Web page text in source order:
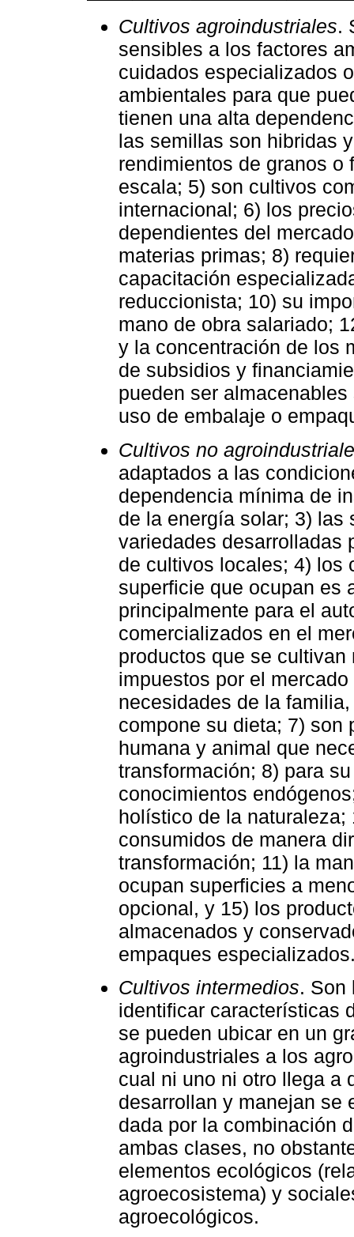
Cultivos agroindustriales.
sensibles a los factores
cuidados especializados
ambientales para que
tienen una alta
las semillas son hibridas
rendimientos de granos o
escala; 5) son cultivos
internacional; 6) los
dependientes del
materias primas; 8)
capacitación
reduccionista; 10) su
mano de obra salariado;
y la concentración de los
de subsidios y
pueden ser
uso de embalaje o
Cultivos no
adaptados a las
dependencia mínima de
de la energía solar; 3)
variedades desarrolladas
de cultivos locales; 4) los
superficie que ocupan es
principalmente para el
comercializados en el
productos que se
impuestos por el
necesidades de la
compone su dieta; 7) son
humana y animal que
transformación; 8) para
conocimientos
holístico de la
consumidos de manera
transformación; 11) la
ocupan superficies a
opcional, y 15) los
almacenados y
empaques
Cultivos intermedios. Son
identificar características
se pueden ubicar en un
agroindustriales a los
cual ni uno ni otro llega a
desarrollan y manejan se
dada por la combinación
ambas clases, no
elementos ecológicos
agroecosistema) y
agroecológicos.